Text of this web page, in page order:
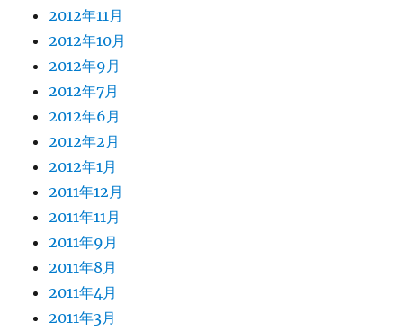
2012年11月
2012年10月
2012年9月
2012年7月
2012年6月
2012年2月
2012年1月
2011年12月
2011年11月
2011年9月
2011年8月
2011年4月
2011年3月